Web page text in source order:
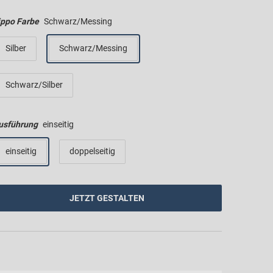
Farbe Schwarz/Messing
Silber Schwarz/Messing
Schwarz/Silber
einseitig
einseitig doppelseitig
JETZT GESTALTEN